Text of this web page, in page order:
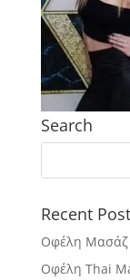
Search
Recent
Οφέλη Μασάζ
Οφέλη Thai